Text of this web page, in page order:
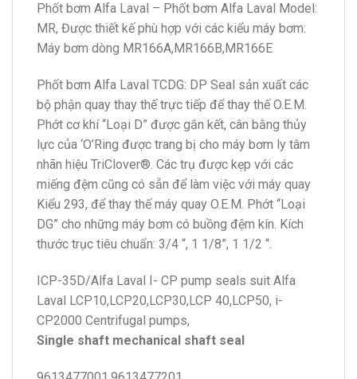
Phốt bơm Alfa Laval – Phốt bơm Alfa Laval Model:
MR, Được thiết kế phù hợp với các kiểu máy bơm:
Máy bơm dòng MR166A,MR166B,MR166E
Phốt bơm Alfa Laval TCDG: DP Seal sản xuất các
bộ phận quay thay thế trực tiếp để thay thế O.E.M.
Phớt cơ khí “Loại D” được gắn kết, cân bằng thủy
lực của ‘O’Ring được trang bị cho máy bơm ly tâm
nhãn hiệu TriClover®. Các trụ được kẹp với các
miếng đệm cũng có sẵn để làm việc với máy quay
Kiểu 293, để thay thế máy quay O.E.M. Phớt “Loại
DG” cho những máy bơm có buồng đệm kín. Kích
thước trục tiêu chuẩn: 3/4 “, 1 1/8”, 1 1/2 “.
ICP-35D/Alfa Laval I- CP pump seals suit Alfa
Laval LCP10,LCP20,LCP30,LCP 40,LCP50, i-
CP2000 Centrifugal pumps,
Single shaft mechanical shaft seal